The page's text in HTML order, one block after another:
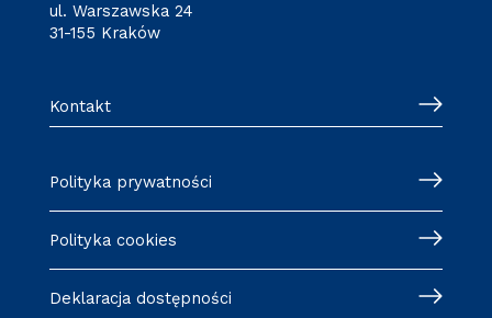
ul. Warszawska 24
31-155 Kraków
Kontakt
Polityka prywatności
Polityka cookies
Deklaracja dostępności